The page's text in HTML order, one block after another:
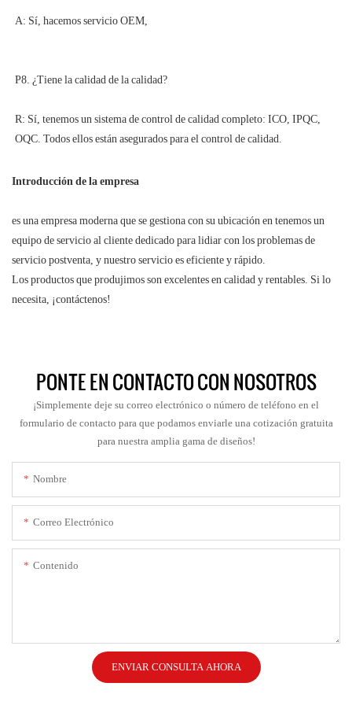
R: Sí, tenemos un sistema de control de calidad completo: ICO, IPQC,
Introducción de la empresa
es una empresa moderna que se gestiona con su ubicación en tenemos un
equipo de servicio al cliente dedicado para lidiar con los problemas de
servicio postventa, y nuestro servicio es eficiente y rápido.
Los productos que produjimos son excelentes en calidad y rentables. Si lo
necesita, ¡contáctenos!
PONTE EN CONTACTO CON NOSOTROS
¡Simplemente deje su correo electrónico o número de teléfono en el
formulario de contacto para que podamos enviarle una cotización gratuita
para nuestra amplia gama de diseños!
Nombre
Correo Electrónico
Contenido
ENVIAR CONSULTA AHORA